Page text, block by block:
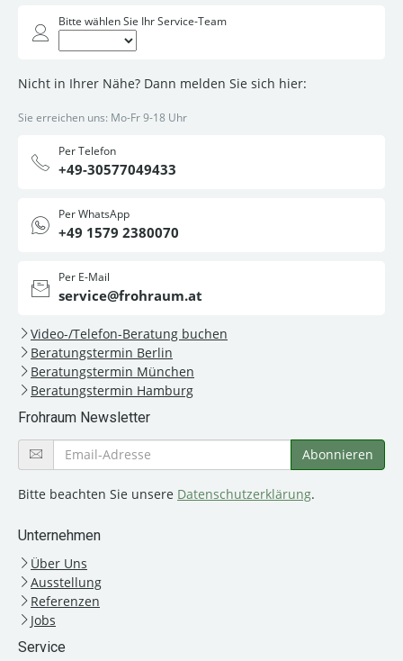
Bitte wählen Sie Ihr Service-Team
Nicht in Ihrer Nähe? Dann melden Sie sich hier:
Sie erreichen uns: Mo-Fr 9-18 Uhr
Per Telefon
+49-30577049433
Per WhatsApp
+49 1579 2380070
Per E-Mail
service@frohraum.at
Video-/Telefon-Beratung buchen
Beratungstermin Berlin
Beratungstermin München
Beratungstermin Hamburg
Frohraum Newsletter
Bitte beachten Sie unsere Datenschutzerklärung.
Unternehmen
Über Uns
Ausstellung
Referenzen
Jobs
Service